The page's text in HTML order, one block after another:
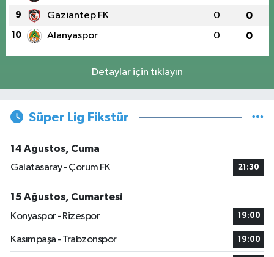
9 Gaziantep FK 0 0
10 Alanyaspor 0 0
Detaylar için tıklayın
Süper Lig Fikstür
14 Ağustos, Cuma
Galatasaray - Çorum FK
21:30
15 Ağustos, Cumartesi
Konyaspor - Rizespor
19:00
Kasımpaşa - Trabzonspor 19:00